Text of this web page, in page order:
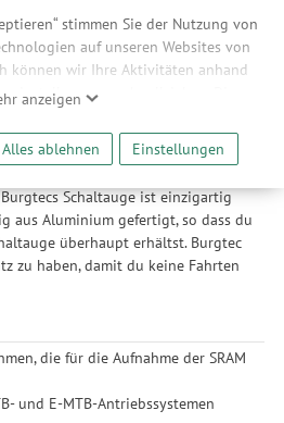
stimmen Sie der Nutzung von
auf unseren Websites von
können wir Ihre Aktivitäten anhand
nachvollziehen. Dies
ihrer Interessen nutzungsbasierte
sowie Funktionalitäten
und stetig zu verbessern. Dabei
an Drittanbieter und Werbepartner
erfolgt ausschließlich zum
von Streaming-Inhalten und der
Analyse, Reichweitenmessungen,
und nutzungsbasierter Werbung.
Funktionen, den Drittanbietern
Sie unter Einstellungen. Diese
die Nutzung unserer Website nicht
widerrufen wird. Sie können Ihre
lediglich für bestimmte
für die Zukunft widerrufen.
anzeigen
Alles ablehnen Einstellungen
verschiedenen Schaltaugen in ein
Schaltauge ist einzigartig
aus Aluminium gefertigt, so dass du
überhaupt erhältst. Burgtec
zu haben, damit du keine Fahrten
die für die Aufnahme der SRAM
und E-MTB-Antriebssystemen